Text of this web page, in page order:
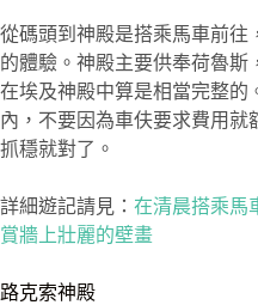
從碼頭到神殿是搭乘馬車前往
的體驗。神殿主要供奉荷魯
在埃及神殿中算是相當完整的
內，不要因為車伕要求費用
抓穩就對了。
詳細遊記請見： 在清晨搭乘馬
賞牆上壯麗的壁畫
路克索神殿